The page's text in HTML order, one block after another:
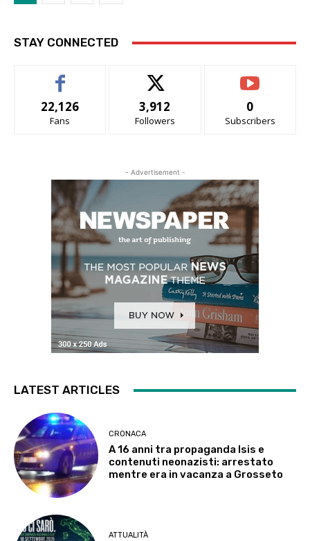
STAY CONNECTED
22,126
Fans
3,912
Followers
0
Subscribers
- Advertisement -
LATEST ARTICLES
CRONACA
A 16 anni tra propaganda Isis e
contenuti neonazisti: arrestato
mentre era in vacanza a Grosseto
ATTUALITÀ